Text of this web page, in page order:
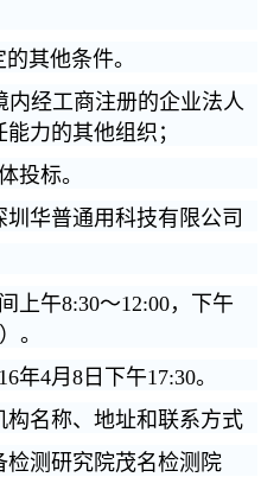
其他条件。
经工商注册的企业法人
力的其他组织；
投标。
圳华普通用科技有限公司
上午8:30～12:00，下午
。
6年4月 8 日下午17:30。
名称、地址和联系方式
测研究院茂名检测院